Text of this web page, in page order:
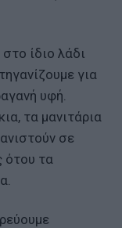
ίδιο λάδι
για
υφή.
τα μανιτάρια
σε
ότου τα